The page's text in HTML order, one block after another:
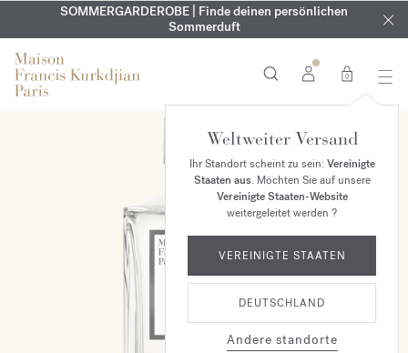
EXKLUSIV | Erhalten Sie OUD velvet moodin Ihrer Bestellung*
KOSTENLOSE GRAVUR | Auf alle Düfte und Körperöle bis zum
9. August
SOMMERGARDEROBE | Finde deinen persönlichen
Sommerduft
0
Weltweiter Versand
Ihr Standort scheint zu sein: Vereinigte
Staaten aus. Möchten Sie auf unsere
Vereinigte Staaten-Website
weitergeleitet werden ?
VEREINIGTE STAATEN
DEUTSCHLAND
Andere standorte
EXKLUSIV MAISON